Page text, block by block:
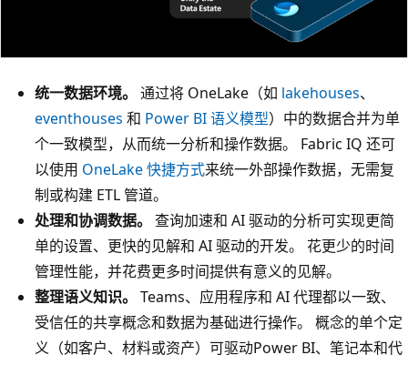
统一数据环境。 通过将 OneLake（如 lakehouses、
eventhouses 和 Power BI 语义模型）中的数据合并为单
个一致模型，从而统一分析和操作数据。 Fabric IQ 还可
以使用 OneLake 快捷方式来统一外部操作数据，无需复
制或构建 ETL 管道。
处理和协调数据。 查询加速和 AI 驱动的分析可实现更简
单的设置、更快的见解和 AI 驱动的开发。 花更少的时间
管理性能，并花费更多时间提供有意义的见解。
整理语义知识。 Teams、应用程序和 AI 代理都以一致、
受信任的共享概念和数据为基础进行操作。 概念的单个定
义（如客户、材料或资产）可驱动Power BI、笔记本和代